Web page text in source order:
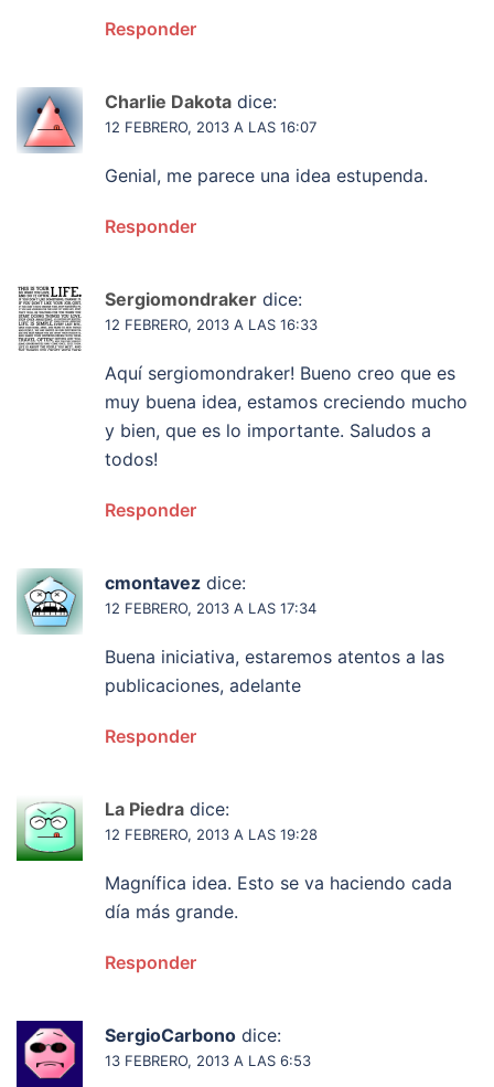
Responder
Charlie Dakota dice:
12 FEBRERO, 2013 A LAS 16:07
Genial, me parece una idea estupenda.
Responder
Sergiomondraker dice:
12 FEBRERO, 2013 A LAS 16:33
Aquí sergiomondraker! Bueno creo que es
muy buena idea, estamos creciendo mucho
y bien, que es lo importante. Saludos a
todos!
Responder
cmontavez dice:
12 FEBRERO, 2013 A LAS 17:34
Buena iniciativa, estaremos atentos a las
publicaciones, adelante
Responder
La Piedra dice:
12 FEBRERO, 2013 A LAS 19:28
Magnífica idea. Esto se va haciendo cada
día más grande.
Responder
SergioCarbono dice:
13 FEBRERO, 2013 A LAS 6:53